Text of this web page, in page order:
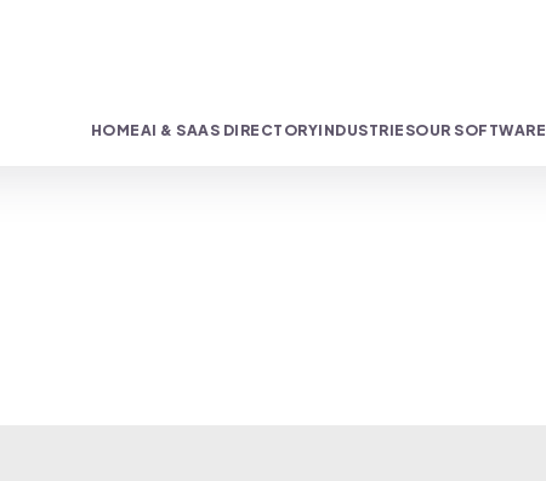
HOMEAI & SAAS DIRECTORYINDUSTRIESOUR SOFTWARE